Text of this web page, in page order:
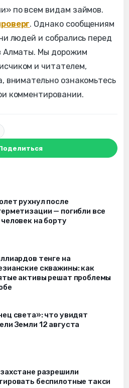
по всем видам займов.
. Однако сообщениям
людей и собрались перед
Алматы. Мы дорожим
и читателем,
внимательно ознакомьтесь
комментировании.
рухнул после
— погибли все
на борту
тенге на
скважины: как
активы решат проблемы
света»: что увидят
Земли 12 августа
разрешили
беспилотные такси